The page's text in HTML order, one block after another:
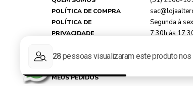
POLÍTICA DE COMPRA
POLÍTICA DE
PRIVACIDADE
FAQ
MEUS PEDIDOS
Segunda à
7:30h às